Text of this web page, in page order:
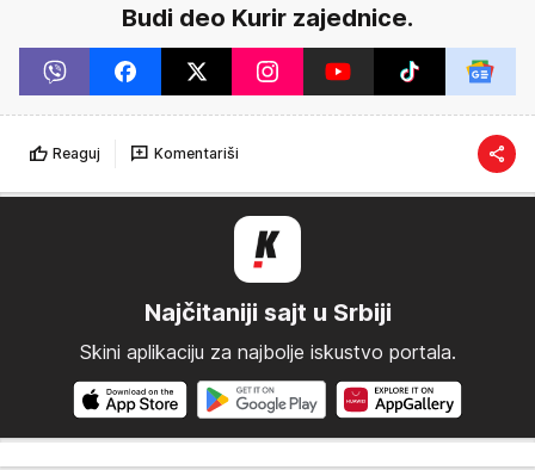
Budi deo Kurir zajednice.
Reaguj Komentariši
Najčitaniji sajt u Srbiji
Skini aplikaciju za najbolje iskustvo portala.